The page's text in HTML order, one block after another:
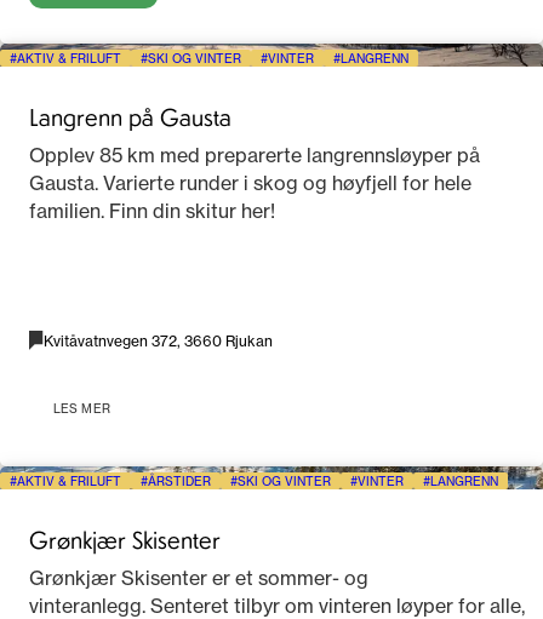
AKTIV & FRILUFT SKI OG VINTER VINTER LANGRENN
Langrenn på Gausta
Opplev 85 km med preparerte langrennsløyper på
Gausta. Varierte runder i skog og høyfjell for hele
familien. Finn din skitur her!
Kvitåvatnvegen 372, 3660 Rjukan
LES MER
AKTIV & FRILUFT ÅRSTIDER SKI OG VINTER VINTER LANGRENN
Grønkjær Skisenter
Grønkjær Skisenter er et sommer- og
vinteranlegg. Senteret tilbyr om vinteren løyper for alle,